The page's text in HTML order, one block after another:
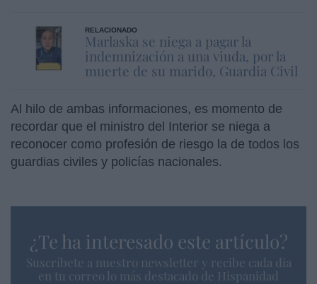
RELACIONADO
Marlaska se niega a pagar la
indemnización a una viuda, por la
muerte de su marido, Guardia Civil
Al hilo de ambas informaciones, es momento de
recordar que el ministro del Interior se niega a
reconocer como profesión de riesgo la de todos los
guardias civiles y policías nacionales.
¿Te ha interesado este artículo?
Suscríbete a nuestro newsletter y recibe cada dia
en tu correo lo más destacado de Hispanidad